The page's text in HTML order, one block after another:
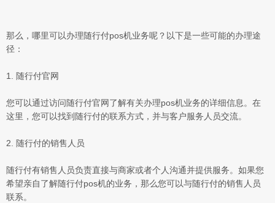
那么，哪里可以办理随行付pos机业务呢？以下是一些可能的办理途
径：
1. 随行付官网
您可以通过访问随行付官网了解有关办理pos机业务的详细信息。在
这里，您可以找到随行付的联系方式，并与客户服务人员交流。
2. 随行付的销售人员
随行付有销售人员负责直接与商家或者个人沟通并提供服务。如果您
希望亲自了解随行付pos机的业务，那么您可以与随行付的销售人员
联系。